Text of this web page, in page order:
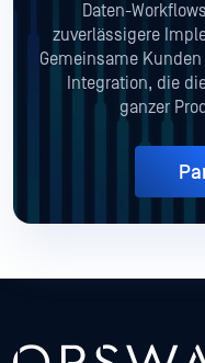
Daten-
zuverlässigere
Gemeinsame
Integration, die
ganzer